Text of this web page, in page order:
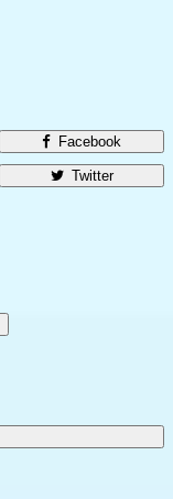
Facebook
Twitter